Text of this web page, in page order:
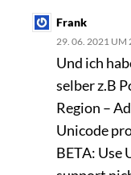
Frank
29. 06. 2021 UM
Und ich
selber z.B
Region –
Unicode
BETA: Use